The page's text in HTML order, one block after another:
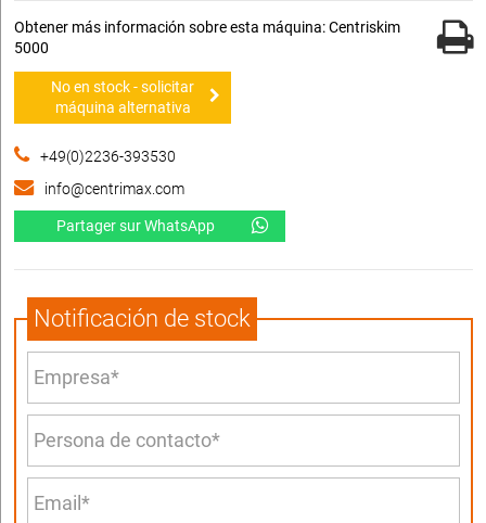
Obtener más información sobre esta máquina: Centriskim
5000
No en stock - solicitar
máquina alternativa
+49(0)2236-393530
info@centrimax.com
Partager sur WhatsApp
Notificación de stock